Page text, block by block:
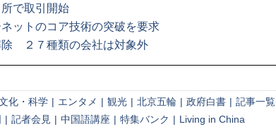
で取引開始
ットのコア技術の突破を要求
除 ２７種類の会社は対象外
化・科学 | エンタメ | 観光 | 北京五輪 | 政府白書 | 記事一覧
| 記者会見 | 中国語講座 | 特集バンク | Living in China